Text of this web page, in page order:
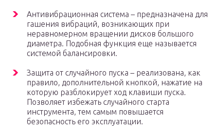
Антивибрационная система – предназначена для
гашения вибраций, возникающих при
неравномерном вращении дисков большого
диаметра. Подобная функция еще называется
системой балансировки.
Защита от случайного пуска – реализована, как
правило, дополнительной кнопкой, нажатие на
которую разблокирует ход клавиши пуска.
Позволяет избежать случайного старта
инструмента, тем самым повышается
безопасность его эксплуатации.